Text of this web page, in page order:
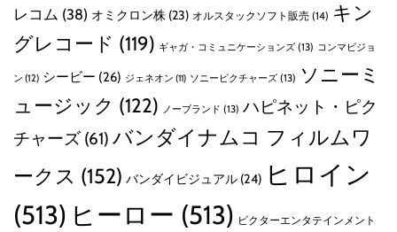
レコム (38) オミクロン株 (23) オルスタックソフト販売 (14) キン
グレコード (119) ギャガ・コミュニケーションズ (13) コンマビジョ
ン (12) シービー (26) ジェネオン (11) ソニーピクチャーズ (13) ソニーミ
ュージック (122) ノーブランド (13) ハピネット・ピク
チャーズ (61) バンダイナムコ フィルムワ
ークス (152) バンダイビジュアル (24) ヒロイン
(513) ヒーロー (513) ビクターエンタテインメント